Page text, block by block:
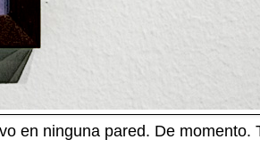
en ninguna pared. De momento.